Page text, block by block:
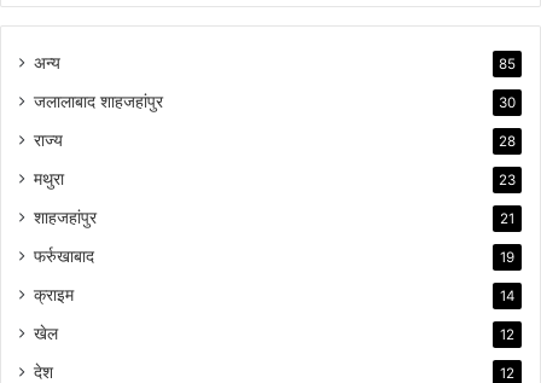
अन्य 85
जलालाबाद शाहजहांपुर 30
राज्य 28
मथुरा 23
शाहजहांपुर 21
फर्रुखाबाद 19
क्राइम 14
खेल 12
देश 12